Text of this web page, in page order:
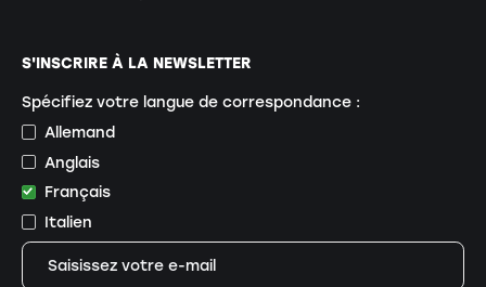
S'INSCRIRE À LA NEWSLETTER
Spécifiez votre langue de correspondance :
Allemand
Anglais
Français
Italien